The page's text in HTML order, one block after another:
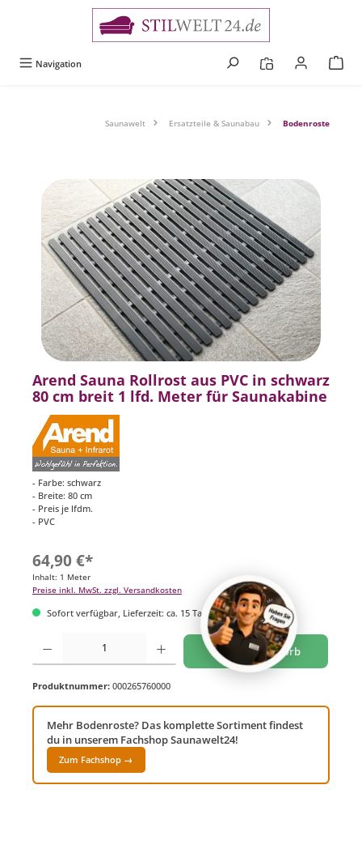
Navigation
Saunawelt Ersatzteile & Saunabau Bodenroste
Bildergalerie überspringen
Arend Sauna Rollrost aus PVC in schwarz
80 cm breit 1 lfd. Meter für Saunakabine
- Farbe: schwarz
- Breite: 80 cm
- Preis je lfdm.
- PVC
64,90 €*
Inhalt: 1 Meter
Preise inkl. MwSt. zzgl. Versandkosten
Sofort verfügbar, Lieferzeit: ca. 15 Tage
Produkt Anzahl: Gib den gewünschten Wert ein oder benutze die Schaltflächen um
In den Warenkorb
Produktnummer: 000265760000
Mehr Bodenroste? Das komplette Sortiment findest
du in unserem Fachshop Saunawelt24!
Zum Fachshop →